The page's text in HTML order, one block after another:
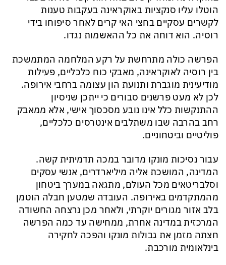
הוטלו עליו סנקציות באוקראינה בעקבות טענות
לקשרים עסקיים בחצי האי קרים לאחר סיפוחו בידי
רוסיה. הוא דוחה את כל ההאשמות נגדו.
הפרשה כולה מתרחשת על רקע המלחמה המתמשכת
בין רוסיה לאוקראינה, מאבקי כוח כלכליים, פעילות
מודיעינית מוגברת ותנועת הון עצומה ברחבי אירופה.
לכן לא מעט פרשנים סבורים כי ייתכן שניסיון
ההתנקשות כלל אינו נובע מסכסוך אישי, אלא ממאבק
רחב בהרבה שבו משתלבים אינטרסים כלכליים,
פוליטיים וביטחוניים.
עבור נסיכות מונקו מדובר במכה תדמיתית קשה.
המדינה, המושכת אליה מיליארדרים, אנשי עסקים
וסלבריטאים מכל העולם, מתגאה במערך ביטחון
מהמתקדמים באירופה. העובדה שמטען חבלה הוטמן
בלב אזור מגורים יוקרתי, ולאחר מכן נרצחה החשודה
המרכזית במדינה אחרת, ממחישה עד כמה הפרשה
חצתה מזמן את גבולות מונקו והפכה לחקירה
בינלאומית מורכבת.